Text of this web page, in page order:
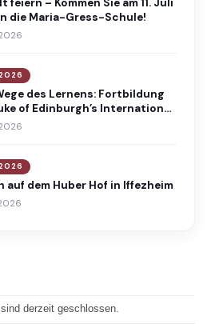
feiern – Kommen Sie am 11. Juli
die Maria-Gress-Schule!
des Lernens: Fortbildung
of Edinburgh’s International
auf dem Huber Hof in Iffezheim
derzeit geschlossen.